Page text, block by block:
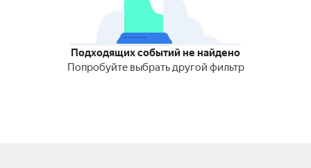
Подходящих событий не найдено
Попробуйте выбрать другой фильтр